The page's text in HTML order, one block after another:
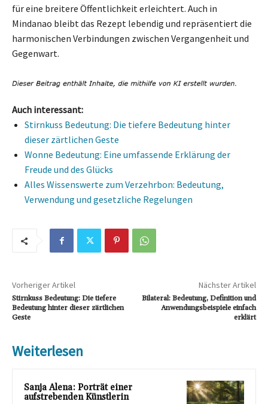
für eine breitere Öffentlichkeit erleichtert. Auch in
Mindanao bleibt das Rezept lebendig und repräsentiert die
harmonischen Verbindungen zwischen Vergangenheit und
Gegenwart.
Auch interessant:
Stirnkuss Bedeutung: Die tiefere Bedeutung hinter
dieser zärtlichen Geste
Wonne Bedeutung: Eine umfassende Erklärung der
Freude und des Glücks
Alles Wissenswerte zum Verzehrbon: Bedeutung,
Verwendung und gesetzliche Regelungen
Vorheriger Artikel
Stirnkuss Bedeutung: Die tiefere
Bedeutung hinter dieser zärtlichen
Geste
Nächster Artikel
Bilateral: Bedeutung, Definition und
Anwendungsbeispiele einfach
erklärt
Weiterlesen
Sanja Alena: Porträt einer
aufstrebenden Künstlerin